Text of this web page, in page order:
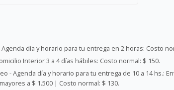
Agenda día y horario para tu entrega en 2 horas: Costo
Interior 3 a 4 días hábiles: Costo normal: $ 150.
- Agenda día y horario para tu entrega de 10 a 14 hs.:
a $ 1.500 | Costo normal: $ 130.